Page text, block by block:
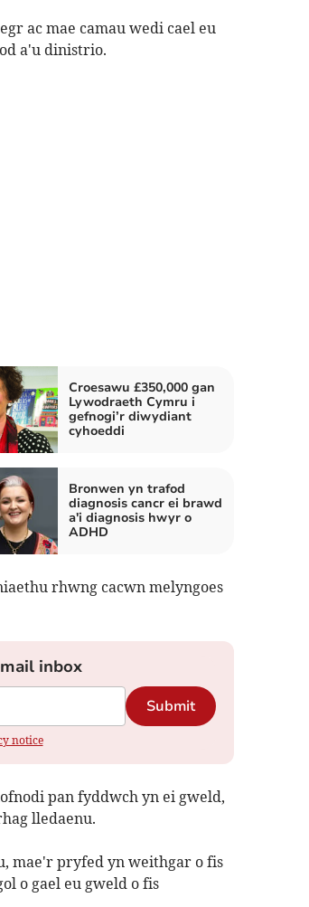
ac mae camau wedi cael eu
a'u dinistrio.
Croesawu £350,000 gan
Lywodraeth Cymru i
gefnogi’r diwydiant
cyhoeddi
Bronwen yn trafod
diagnosis cancr ei brawd
a'i diagnosis hwyr o
ADHD
rhwng cacwn melyngoes
inbox
Submit
notice
pan fyddwch yn ei gweld,
lledaenu.
mae'r pryfed yn weithgar o fis
o gael eu gweld o fis